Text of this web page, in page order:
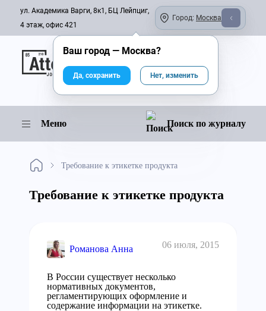
ул. Академика Варги, 8к1, БЦ Лейпциг,
4 этаж, офис 421
Город: Москва
Онлайн-журнал
Меню Поиск по журналу
Требование к этикетке продукта
Требование к этикетке продукта
Романова Анна 06 июля, 2015
В России существует несколько
нормативных документов,
регламентирующих оформление и
содержание информации на этикетке.
Ваш город — Москва?
Да, сохранить Нет, изменить